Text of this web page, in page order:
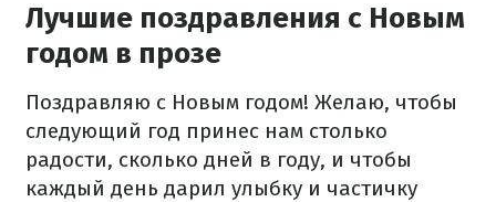
Лучшие поздравления с Новым
годом в прозе
Поздравляю с Новым годом! Желаю, чтобы
следующий год принес нам столько
радости, сколько дней в году, и чтобы
каждый день дарил улыбку и частичку